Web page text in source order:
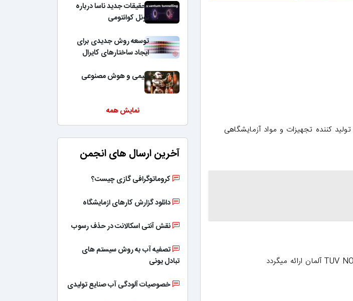
تحقیقات جدید ناسا درباره
تونل کوانتومی
توسعه روش جدیدی برای
ایجاد ساختارهای کایرال
شیمی و هوش مصنوعی
نمایش همه
آخرین ارسال های انجمن
کروماتوگرافی گازی چیست؟
دانلود گزارش کارهای ازمایشگاه
نقش آنتی اسکالانت در حذف رسوب
تصفیه آب به روش سیستم های
تبادل یونی
خصوصیات آلودگی آب صنایع تولیدی